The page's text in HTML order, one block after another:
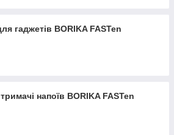
гаджетів BORIKA FASTen
напоїв BORIKA FASTen